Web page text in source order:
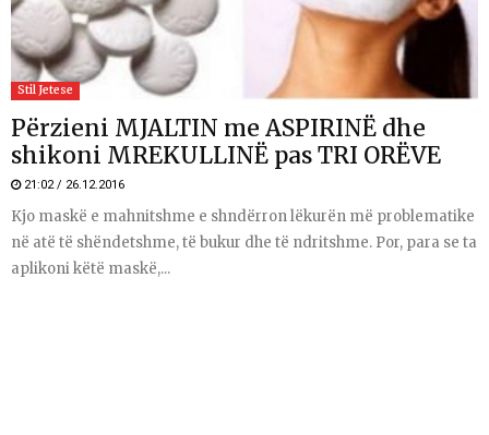
Stil Jetese
Përzieni MJALTIN me ASPIRINË dhe
shikoni MREKULLINË pas TRI ORËVE
21:02 / 26.12.2016
Kjo maskë e mahnitshme e shndërron lëkurën më problematike
në atë të shëndetshme, të bukur dhe të ndritshme. Por, para se ta
aplikoni këtë maskë,...